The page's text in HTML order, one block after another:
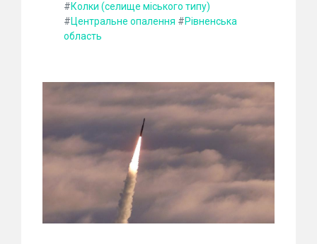
#Колки (селище міського типу)
#Центральне опалення #Рівненська
область